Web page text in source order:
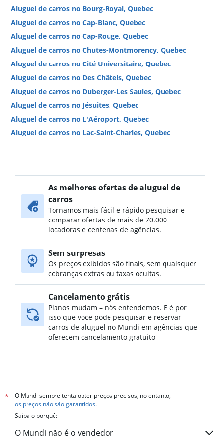
Aluguel de carros no Bourg-Royal, Quebec
Aluguel de carros no Cap-Blanc, Quebec
Aluguel de carros no Cap-Rouge, Quebec
Aluguel de carros no Chutes-Montmorency, Quebec
Aluguel de carros no Cité Universitaire, Quebec
Aluguel de carros no Des Châtels, Quebec
Aluguel de carros no Duberger-Les Saules, Quebec
Aluguel de carros no Jésuites, Quebec
Aluguel de carros no L'Aéroport, Quebec
Aluguel de carros no Lac-Saint-Charles, Quebec
Aluguel de carros no Loretteville, Quebec
Aluguel de carros no Maizerets, Quebec
Aluguel de carros no Montcalm, Quebec
Aluguel de carros no Neufchâtel Est–Lebourgneuf, Quebec
Aluguel de carros no Notre-Dame-des-Laurentides,
Quebec
Aluguel de carros no Orsainville, Quebec
Aluguel de carros no Plateau, Quebec
As melhores ofertas de aluguel de
carros
Tornamos mais fácil e rápido pesquisar e
comparar ofertas de mais de 70.000
locadoras e centenas de agências.
Sem surpresas
Os preços exibidos são finais, sem quaisquer
cobranças extras ou taxas ocultas.
Cancelamento grátis
Planos mudam – nós entendemos. E é por
isso que você pode pesquisar e reservar
carros de aluguel no Mundi em agências que
oferecem cancelamento gratuito
*
O Mundi sempre tenta obter preços precisos, no entanto,
os preços não são garantidos.
Saiba o porquê:
O Mundi não é o vendedor